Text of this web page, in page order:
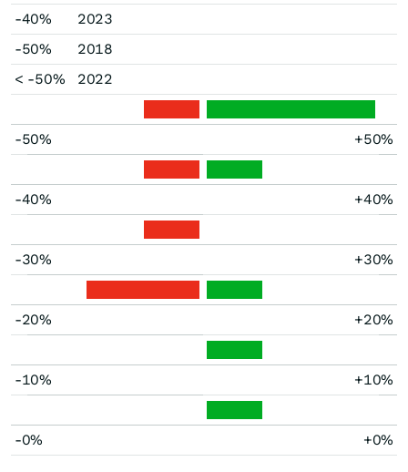
-40%
2023
-50%
2018
< -50%
2022
-50% +50%
-40% +40%
-30% +30%
-20% +20%
-10% +10%
-0% +0%